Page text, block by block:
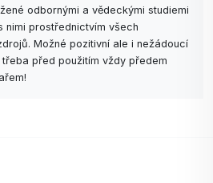
odbornými a vědeckými studiemi
nimi prostřednictvím všech
Možné pozitivní ale i nežádoucí
před použitím vždy předem